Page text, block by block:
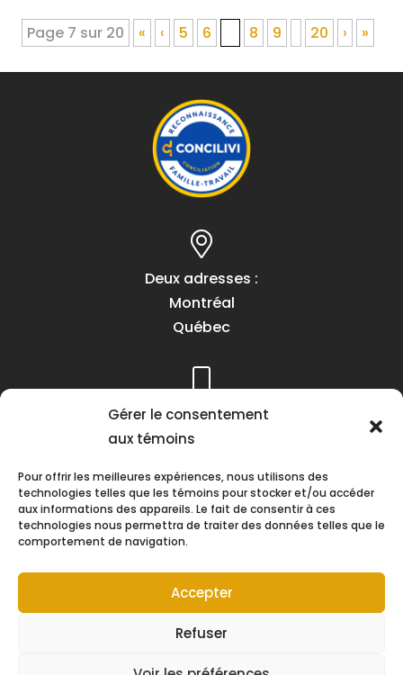
Gérer le consentement
aux témoins
Pour offrir les meilleures expériences, nous utilisons des
technologies telles que les témoins pour stocker et/ou accéder
aux informations des appareils. Le fait de consentir à ces
technologies nous permettra de traiter des données telles que le
comportement de navigation.
Accepter
Refuser
Page 7 sur 20 « ‹ 5 6 8 9 20 › »
Deux adresses :
Montréal
Québec
Téléphone :
(418) 622-1001
Heures d’ouverture :
Lundi au vendredi
8h30 à 16h30